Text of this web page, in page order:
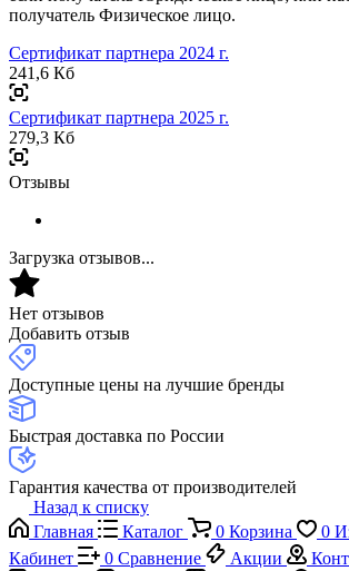
получатель Физическое лицо.
Сертификат партнера 2024 г.
241,6 Кб
Сертификат партнера 2025 г.
279,3 Кб
Отзывы
Загрузка отзывов...
Нет отзывов
Добавить отзыв
Доступные цены на лучшие бренды
Быстрая доставка по России
Гарантия качества от производителей
Назад к списку
Главная
Каталог 0 Корзина 0
Кабинет
0 Сравнение Акции